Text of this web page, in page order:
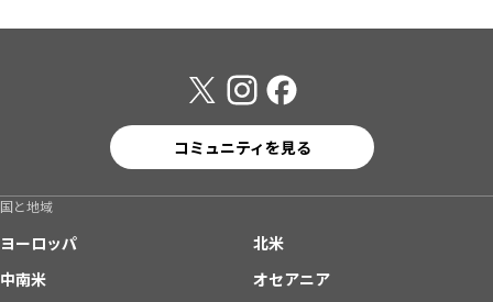
コミュニティを見る
国と地域
ヨーロッパ
北米
中南米
オセアニア